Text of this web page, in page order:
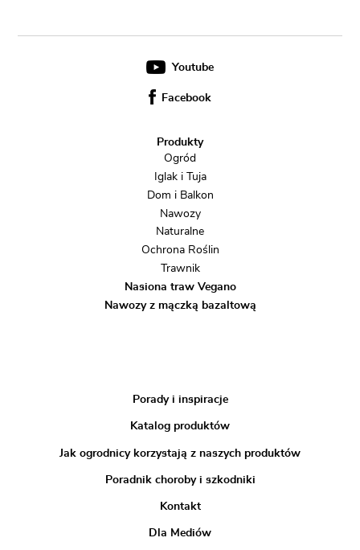
Youtube
Facebook
Produkty
Ogród
Iglak i Tuja
Dom i Balkon
Nawozy
Naturalne
Ochrona Roślin
Trawnik
Nasiona traw Vegano
Nawozy z mączką bazaltową
Porady i inspiracje
Katalog produktów
Jak ogrodnicy korzystają z naszych produktów
Poradnik choroby i szkodniki
Kontakt
Dla Mediów